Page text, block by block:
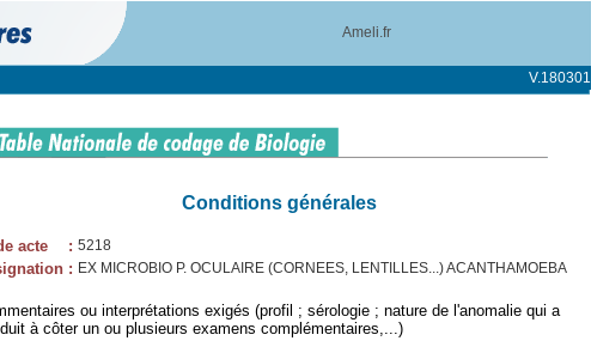
Ameli.fr
V.180301
Conditions générales
acte : 5218
: EX MICROBIO P. OCULAIRE (CORNEES, LENTILLES...) ACANTHAMOEBA
ou interprétations exigés (profil ; sérologie ; nature de l'anomalie qui a
à côter un ou plusieurs examens complémentaires,...)